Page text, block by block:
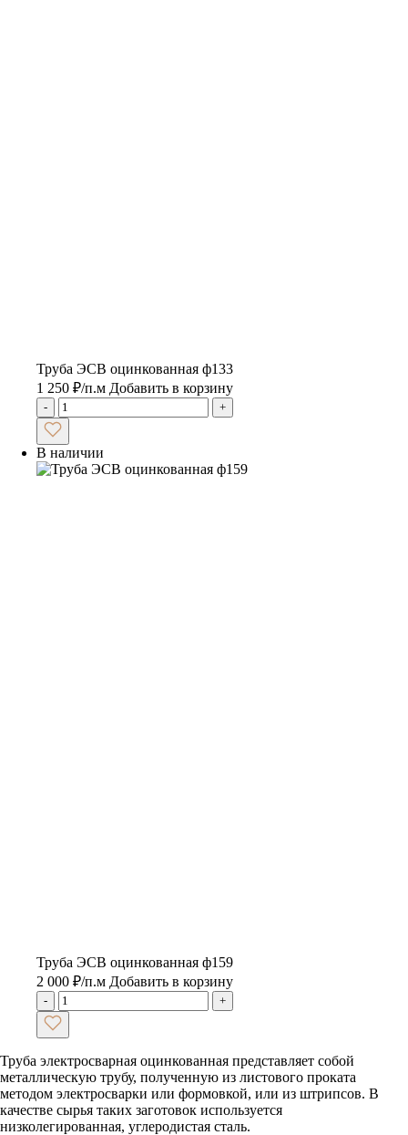
Труба ЭСВ оцинкованная ф133
1 250 ₽/п.м Добавить в корзину
- +
В наличии
Труба ЭСВ оцинкованная ф159
2 000 ₽/п.м Добавить в корзину
- +
Труба электросварная оцинкованная представляет собой
металлическую трубу, полученную из листового проката
методом электросварки или формовкой, или из штрипсов. В
качестве сырья таких заготовок используется
низколегированная, углеродистая сталь.